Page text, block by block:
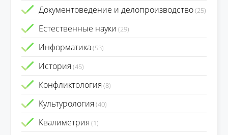
Документоведение и делопроизводство(25)
Естественные науки (29)
Информатика(53)
История (45)
Конфликтология (8)
Культурология (40)
Квалиметрия (1)